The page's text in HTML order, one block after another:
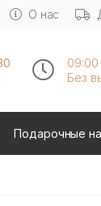
О нас
09:00
Без
Подарочные